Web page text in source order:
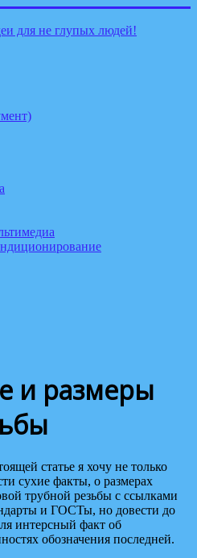
для не глупых людей!
и размеры
статье я хочу не только
сухие факты, о размерах
трубной резьбы с ссылками
и ГОСТы, но довести до
интерсный факт об
обозначения последней.